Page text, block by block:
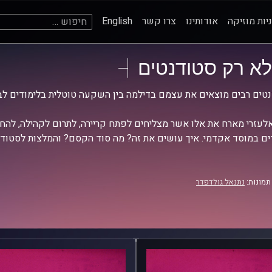
מוזיקה אודותינו צרו קשר English חיפוש:
לא רק סטודנטים
רבים מוצאים את עצמם בדילמה בין השקעה טוטלית בלימודים
מארח את אלו אשר מצליחים לפתח קריירה, לתרום לקהילה,
במוסד אקדמי. איך עושים את זה? מה סוד הקסם? והמלצות
נתנאל גולדפדר